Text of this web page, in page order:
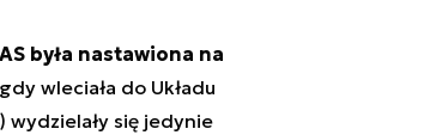
była nastawiona na
wleciała do Układu
się jedynie